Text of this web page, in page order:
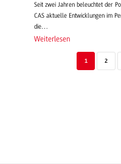
Seit zwei Jahren beleuchtet der
CAS aktuelle Entwicklungen im
die…
Weiterlesen
1 2